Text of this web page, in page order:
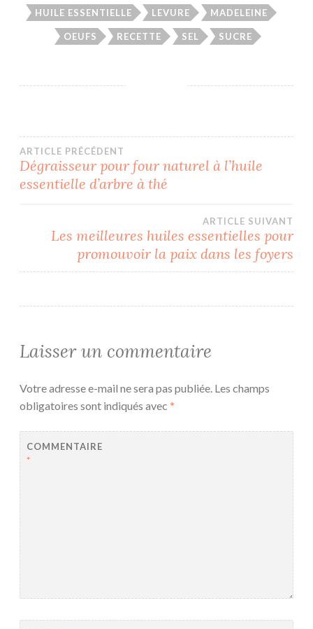
HUILE ESSENTIELLE LEVURE MADELEINE
OEUFS RECETTE SEL SUCRE
Navigation
de
l’article
ARTICLE PRÉCÉDENT
Dégraisseur pour four naturel à l’huile
essentielle d’arbre à thé
ARTICLE SUIVANT
Les meilleures huiles essentielles pour
promouvoir la paix dans les foyers
Laisser un commentaire
Votre adresse e-mail ne sera pas publiée. Les champs
obligatoires sont indiqués avec *
COMMENTAIRE
*